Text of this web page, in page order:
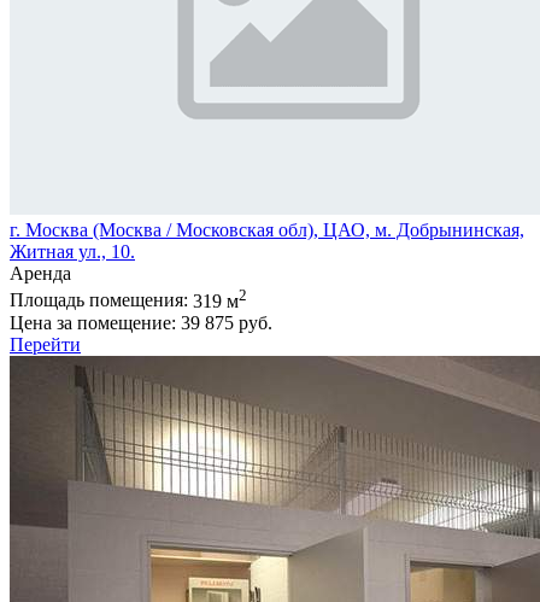
г. Москва (Москва / Московская обл), ЦАО, м. Добрынинская,
Житная ул., 10.
Аренда
Площадь помещения: 319 м2
Цена за помещение: 39 875 руб.
Перейти